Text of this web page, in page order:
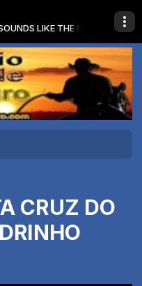
LIKE THE RADIO
CRUZ DO